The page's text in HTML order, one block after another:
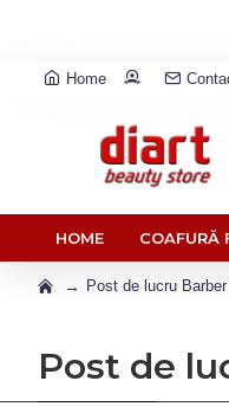
Home
HOME COAFURĂ
Post de lucru
Post de